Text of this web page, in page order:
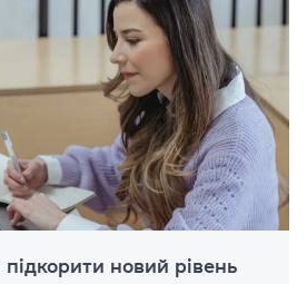
новий рівень